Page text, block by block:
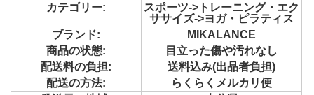
カテゴリー:
スポーツ->トレーニング・エク
ササイズ->ヨガ・ピラティス
ブランド:
MIKALANCE
商品の状態:
目立った傷や汚れなし
配送料の負担:
送料込み(出品者負担)
配送の方法:
らくらくメルカリ便